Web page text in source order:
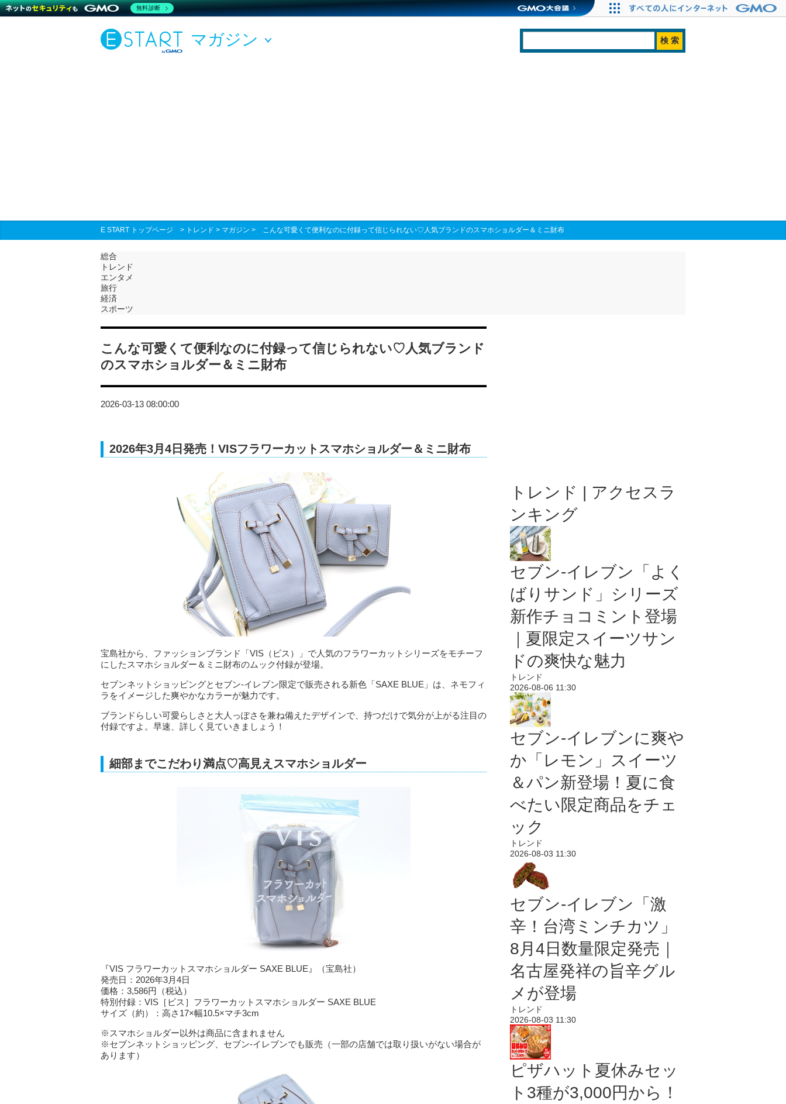
マガジン
E START トップページ > トレンド > マガジン > こんな可愛くて便利なのに付録って信じられない♡人気ブランドのスマホショルダー＆ミニ財布
総合
トレンド
エンタメ
旅行
経済
スポーツ
こんな可愛くて便利なのに付録って信じられない♡人気ブランド
のスマホショルダー＆ミニ財布
2026-03-13 08:00:00
2026年3月4日発売！VISフラワーカットスマホショルダー＆ミニ財布
宝島社から、ファッションブランド「VIS（ビス）」で人気のフラワーカットシリーズをモチーフ
にしたスマホショルダー＆ミニ財布のムック付録が登場。
セブンネットショッピングとセブン‐イレブン限定で販売される新色「SAXE BLUE」は、ネモフィ
ラをイメージした爽やかなカラーが魅力です。
ブランドらしい可愛らしさと大人っぽさを兼ね備えたデザインで、持つだけで気分が上がる注目の
付録ですよ。早速、詳しく見ていきましょう！
細部までこだわり満点♡高見えスマホショルダー
『VIS フラワーカットスマホショルダー SAXE BLUE』（宝島社）
発売日：2026年3月4日
価格：3,586円（税込）
特別付録：VIS［ビス］フラワーカットスマホショルダー SAXE BLUE
サイズ（約）：高さ17×幅10.5×マチ3cm
※スマホショルダー以外は商品に含まれません
※セブンネットショッピング、セブン‐イレブンでも販売（一部の店舗では取り扱いがない場合が
あります）
トレンド | アクセスラ
ンキング
セブン‐イレブン「よく
ばりサンド」シリーズ
新作チョコミント登場
｜夏限定スイーツサン
ドの爽快な魅力
トレンド
2026-08-06 11:30
セブン‐イレブンに爽や
か「レモン」スイーツ
＆パン新登場！夏に食
べたい限定商品をチェ
ック
トレンド
2026-08-03 11:30
セブン-イレブン「激
辛！台湾ミンチカツ」
8月4日数量限定発売｜
名古屋発祥の旨辛グル
メが登場
トレンド
2026-08-03 11:30
ピザハット夏休みセッ
ト3種が3,000円から！
無料診断